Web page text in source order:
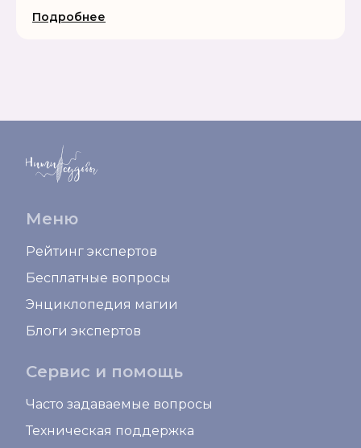
Подробнее
Меню
Рейтинг экспертов
Бесплатные вопросы
Энциклопедия магии
Блоги экспертов
Сервис и помощь
Часто задаваемые вопросы
Техническая поддержка